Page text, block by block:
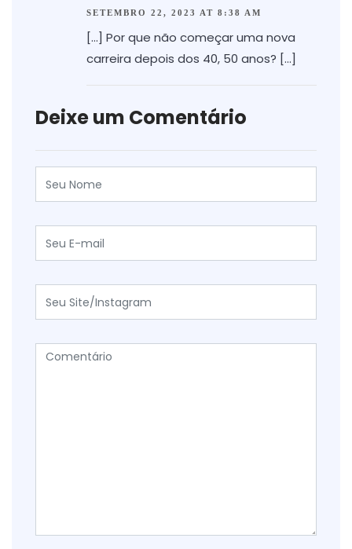
SETEMBRO 22, 2023 AT 8:38 AM
[…] Por que não começar uma nova
carreira depois dos 40, 50 anos? […]
Deixe um Comentário